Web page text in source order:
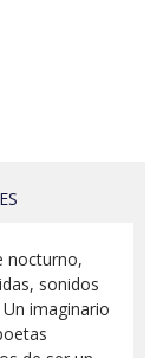
nocturno,
sonidos
imaginario